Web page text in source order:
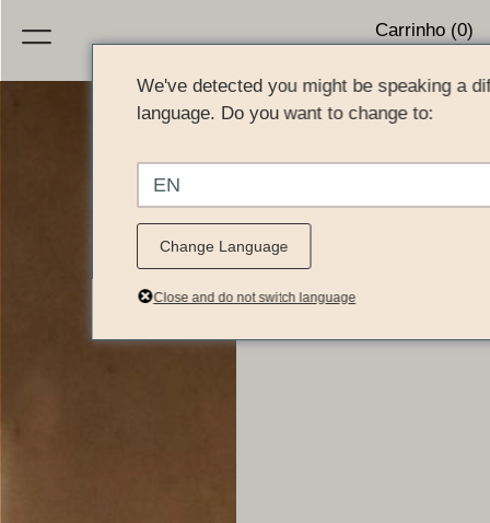
Carrinho (0)
We've detected you might be speaking a
language. Do you want to change to:
EN
Change Language
Close and do not switch language